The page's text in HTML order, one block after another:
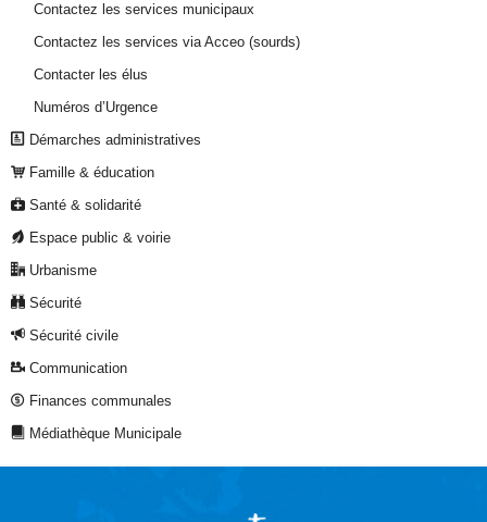
Contactez les services municipaux
Contactez les services via Acceo (sourds)
Contacter les élus
Numéros d’Urgence
Démarches administratives
Famille & éducation
Santé & solidarité
Espace public & voirie
Urbanisme
Sécurité
Sécurité civile
Communication
Finances communales
Médiathèque Municipale